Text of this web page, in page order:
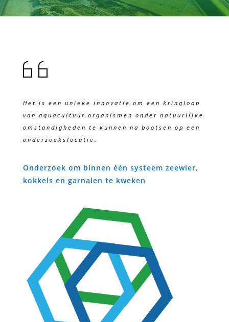
Het is een unieke innovatie om een kringloop
van aquacultuur organismen onder natuurlijke
omstandigheden te kunnen na bootsen op een
onderzoekslocatie.
Onderzoek om binnen één systeem zeewier,
kokkels en garnalen te kweken